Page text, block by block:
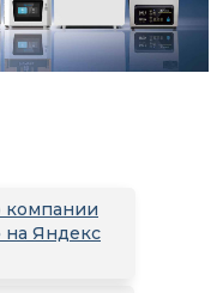
компании
на Яндекс